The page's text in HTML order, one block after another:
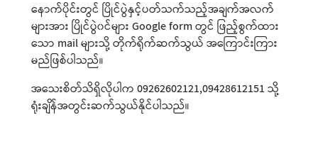
နောက်ပိုင်းတွင် ပြိုင်ပွဲနှင့်ပတ်သက်သည့်အချက်အလက်
များအား ပြိုင်ပွဲ၀င်များ Google form တွင် ဖြည့်စွက်ထား
သော mail များသို့ တိုက်ရိုက်ဆက်သွယ် အကြောင်းကြား
မည်ဖြစ်ပါသည်။
အသေးစိတ်သိရှိလိုပါက 09262602121,09428612151 သို့
ရုံးချိန်အတွင်းဆက်သွယ်နိုင်ပါသည်။